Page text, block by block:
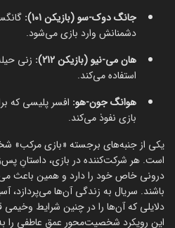
جانگ دوک‌-سو (بازیکن 101):
دشمنانش وارد بازی می‌شود.
هان می‌-نیو (بازیکن 212):
زنی
استفاده می‌کند.
هوانگ جون‌-هو: افسر پلیسی که
بازی نفوذ می‌کند.
یکی از جنبه‌های برجسته «بازی مرکب»
است. هر شرکت‌کننده در بازی، داستانِ
درونی خاص خود را دارد و همین باعث
باشند. سریال به زندگی آن‌ها
دلایلی که آن‌ها را در چنین شرایط
این رویکرد شخصیت‌محور عمقِ عاطفی‌ را